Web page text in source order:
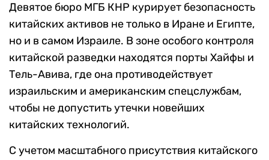
Девятое бюро МГБ КНР курирует безопасность
китайских активов не только в Иране и Египте,
но и в самом Израиле. В зоне особого контроля
китайской разведки находятся порты Хайфы и
Тель-Авива, где она противодействует
израильским и американским спецслужбам,
чтобы не допустить утечки новейших
китайских технологий.
С учетом масштабного присутствия китайского